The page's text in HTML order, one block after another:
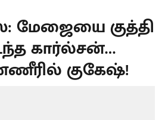
மேஜையை குத்தி
கார்ல்சன்…
குகேஷ்!